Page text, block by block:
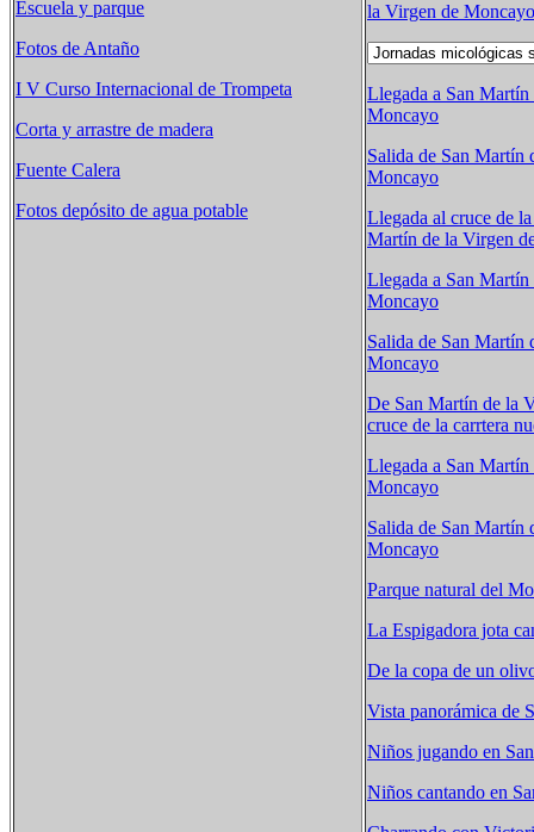
Escuela y parque
Fotos de Antaño
I V Curso Internacional de Trompeta
Corta y arrastre de madera
Fuente Calera
Fotos depósito de agua potable
la Virgen de Moncayo
Llegada a San
Moncayo
Salida de San Martín
Moncayo
Llegada al cruce de
Martín de la Virgen
Llegada a San
Moncayo
Salida de San Martín
Moncayo
De San Martín de la
cruce de la carrtera
Llegada a San
Moncayo
Salida de San Martín
Moncayo
Parque natural del
La Espigadora jota
De la copa de un
Vista panorámica de
Niños jugando en
Niños cantando en